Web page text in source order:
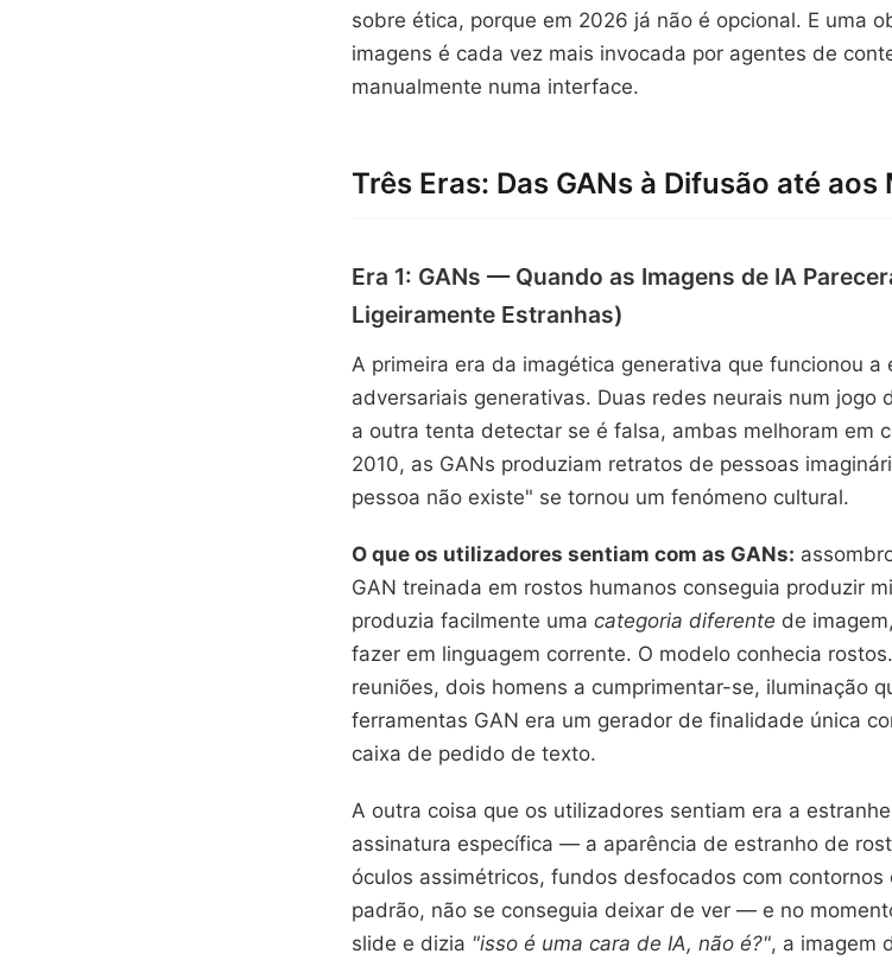
sobre ética, porque em 2026 já não é opcional. E uma
imagens é cada vez mais invocada por agentes de
manualmente numa interface.
Três Eras: Das GANs à Difusão até
Era 1: GANs — Quando as Imagens de IA
Ligeiramente Estranhas)
A primeira era da imagética generativa que funcionou
adversariais generativas. Duas redes neurais num jogo
a outra tenta detectar se é falsa, ambas melhoram em
2010, as GANs produziam retratos de pessoas
pessoa não existe" se tornou um fenómeno cultural.
O que os utilizadores sentiam com as GANs:
GAN treinada em rostos humanos conseguia produzir
produzia facilmente uma categoria diferente de
fazer em linguagem corrente. O modelo conhecia
reuniões, dois homens a cumprimentar-se, iluminação
ferramentas GAN era um gerador de finalidade única
caixa de pedido de texto.
A outra coisa que os utilizadores sentiam era a
assinatura específica — a aparência de estranho de
óculos assimétricos, fundos desfocados com
padrão, não se conseguia deixar de ver — e no
slide e dizia "isso é uma cara de IA, não é?", a imagem